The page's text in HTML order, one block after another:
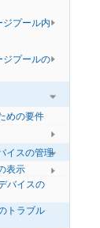
ジプール内
ジプールの
めの要件
イスの管理
表示
バイスの
トラブル